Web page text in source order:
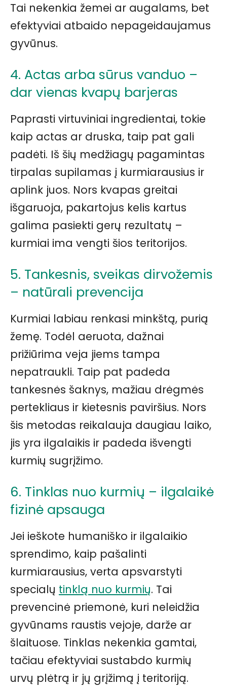
Tai nekenkia žemei ar augalams, bet
efektyviai atbaido nepageidaujamus
gyvūnus.
4. Actas arba sūrus vanduo –
dar vienas kvapų barjeras
Paprasti virtuviniai ingredientai, tokie
kaip actas ar druska, taip pat gali
padėti. Iš šių medžiagų pagamintas
tirpalas supilamas į kurmiarausius ir
aplink juos. Nors kvapas greitai
išgaruoja, pakartojus kelis kartus
galima pasiekti gerų rezultatų –
kurmiai ima vengti šios teritorijos.
5. Tankesnis, sveikas dirvožemis
– natūrali prevencija
Kurmiai labiau renkasi minkštą, purią
žemę. Todėl aeruota, dažnai
prižiūrima veja jiems tampa
nepatraukli. Taip pat padeda
tankesnės šaknys, mažiau drėgmės
pertekliaus ir kietesnis paviršius. Nors
šis metodas reikalauja daugiau laiko,
jis yra ilgalaikis ir padeda išvengti
kurmių sugrįžimo.
6. Tinklas nuo kurmių – ilgalaikė
fizinė apsauga
Jei ieškote humaniško ir ilgalaikio
sprendimo, kaip pašalinti
kurmiarausius, verta apsvarstyti
specialų tinklą nuo kurmių. Tai
prevencinė priemonė, kuri neleidžia
gyvūnams raustis vejoje, darže ar
šlaituose. Tinklas nekenkia gamtai,
tačiau efektyviai sustabdo kurmių
urvų plėtrą ir jų grįžimą į teritoriją.